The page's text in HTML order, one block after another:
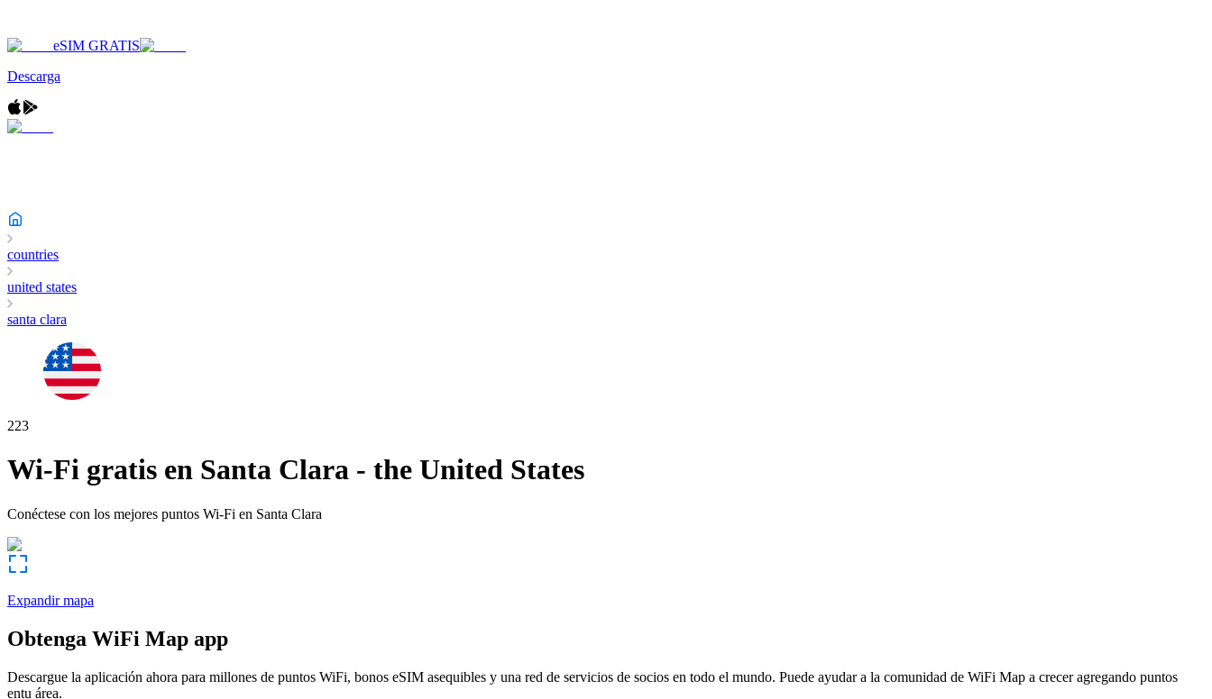
eSIM GRATIS
Descarga
countries
united states
santa clara
223
Wi-Fi gratis en Santa Clara - the United States
Conéctese con los mejores puntos Wi-Fi en Santa Clara
Expandir mapa
Obtenga WiFi Map app
Descargue la aplicación ahora para millones de puntos WiFi, bonos eSIM asequibles y una red de servicios de socios en todo el mundo. Puede ayudar a la comunidad de WiFi Map a crecer agregando puntos
entu área.